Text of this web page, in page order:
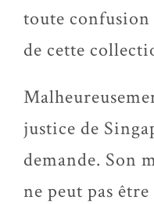
toute
de cette
justice de
demande. Son
ne peut pas